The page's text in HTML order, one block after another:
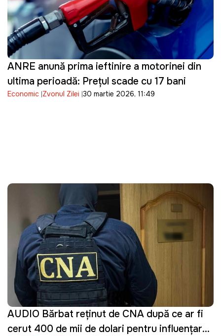
ANRE anunță prima ieftinire a motorinei din
ultima perioadă: Prețul scade cu 17 bani
Economic Zvonul Zilei 30 martie 2026, 11:49
AUDIO Bărbat reținut de CNA după ce ar fi
cerut 400 de mii de dolari pentru influențarea